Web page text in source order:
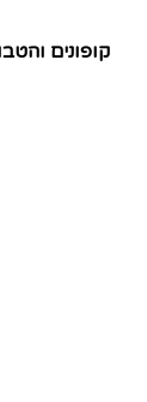
קופונים